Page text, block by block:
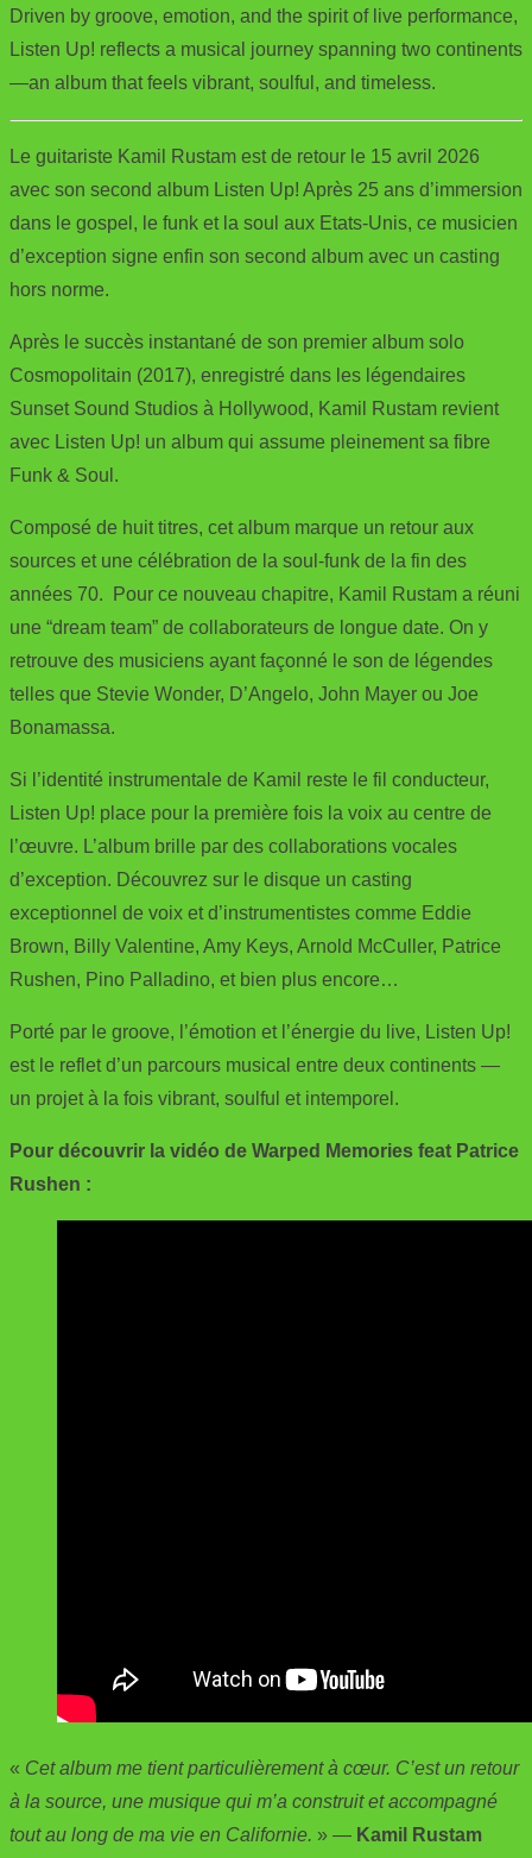
Driven by groove, emotion, and the spirit of live performance,
Listen Up! reflects a musical journey spanning two continents
—an album that feels vibrant, soulful, and timeless.
Le guitariste Kamil Rustam est de retour le 15 avril 2026
avec son second album Listen Up! Après 25 ans d’immersion
dans le gospel, le funk et la soul aux Etats-Unis, ce musicien
d’exception signe enfin son second album avec un casting
hors norme.
Après le succès instantané de son premier album solo
Cosmopolitain (2017), enregistré dans les légendaires
Sunset Sound Studios à Hollywood, Kamil Rustam revient
avec Listen Up! un album qui assume pleinement sa fibre
Funk & Soul.
Composé de huit titres, cet album marque un retour aux
sources et une célébration de la soul-funk de la fin des
années 70. Pour ce nouveau chapitre, Kamil Rustam a réuni
une “dream team” de collaborateurs de longue date. On y
retrouve des musiciens ayant façonné le son de légendes
telles que Stevie Wonder, D’Angelo, John Mayer ou Joe
Bonamassa.
Si l’identité instrumentale de Kamil reste le fil conducteur,
Listen Up! place pour la première fois la voix au centre de
l’œuvre. L’album brille par des collaborations vocales
d’exception. Découvrez sur le disque un casting
exceptionnel de voix et d’instrumentistes comme Eddie
Brown, Billy Valentine, Amy Keys, Arnold McCuller, Patrice
Rushen, Pino Palladino, et bien plus encore…
Porté par le groove, l’émotion et l’énergie du live, Listen Up!
est le reflet d’un parcours musical entre deux continents —
un projet à la fois vibrant, soulful et intemporel.
Pour découvrir la vidéo de Warped Memories feat Patrice
Rushen :
« Cet album me tient particulièrement à cœur. C’est un retour
à la source, une musique qui m’a construit et accompagné
tout au long de ma vie en Californie. » — Kamil Rustam